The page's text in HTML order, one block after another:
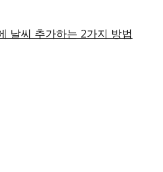
날씨 추가하는 2가지 방법